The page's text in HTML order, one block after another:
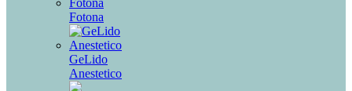
Fotona
GeLido
Anestetico